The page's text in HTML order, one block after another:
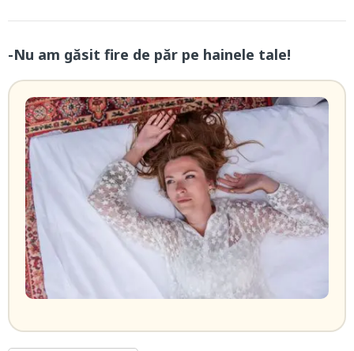
-Nu am găsit fire de păr pe hainele tale!